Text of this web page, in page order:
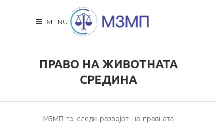
MENU
ПРАВО НА ЖИВОТНАТА
СРЕДИНA
МЗМП го следи развојот на правната